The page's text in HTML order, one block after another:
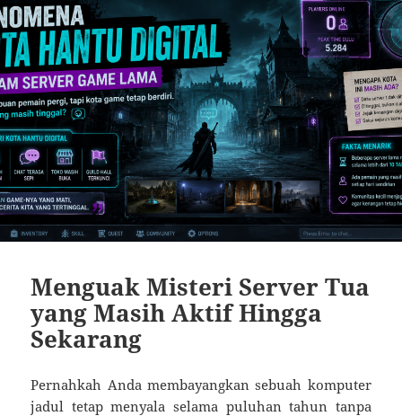
Menguak Misteri Server Tua
yang Masih Aktif Hingga
Sekarang
Pernahkah Anda membayangkan sebuah komputer
jadul tetap menyala selama puluhan tahun tanpa